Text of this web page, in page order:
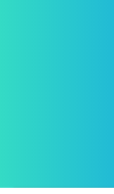
26 October 2022